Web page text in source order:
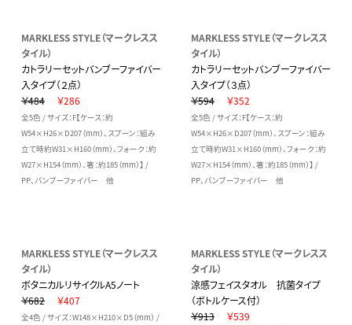
MARKLESS STYLE（マークレスス
タイル）
カトラリーセットバンブーファイバー
入タイプ（２点）
￥484
￥286
全5色 / サイズ：F【ケース：約
W54×H26×D207（mm）、スプーン：組み
立て時約W31×H160（mm）、フォーク：約
W27×H154（mm）、箸：約185（mm）】 /
PP、バンブーファイバー 他
MARKLESS STYLE（マークレスス
タイル）
カトラリーセットバンブーファイバー
入タイプ（３点）
￥594
￥352
全5色 / サイズ：F【ケース：約
W54×H26×D207（mm）、スプーン：組み
立て時約W31×H160（mm）、フォーク：約
W27×H154（mm）、箸：約185（mm）】 /
PP、バンブーファイバー 他
MARKLESS STYLE（マークレスス
タイル）
ボタニカルリサイクルA5ノート
￥682
￥407
全4色 / サイズ：W148×H210×D5（mm） /
MARKLESS STYLE（マークレスス
タイル）
涼感フェイスタオル 抗菌タイプ
（ボトルケース付）
￥913
￥539